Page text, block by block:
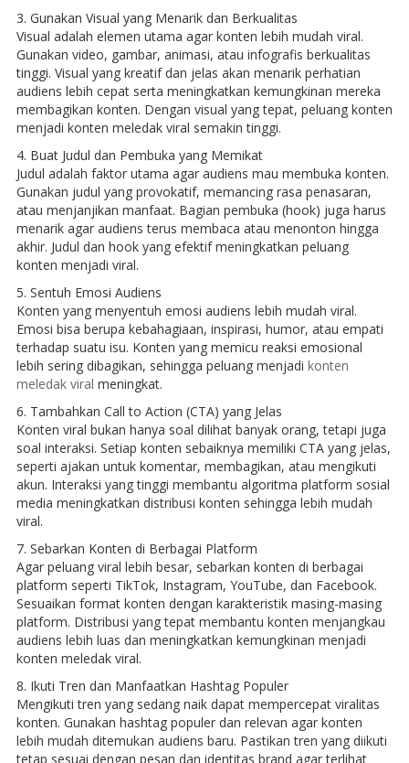
3. Gunakan Visual yang Menarik dan Berkualitas
Visual adalah elemen utama agar konten lebih mudah viral.
Gunakan video, gambar, animasi, atau infografis berkualitas
tinggi. Visual yang kreatif dan jelas akan menarik perhatian
audiens lebih cepat serta meningkatkan kemungkinan mereka
membagikan konten. Dengan visual yang tepat, peluang konten
menjadi konten meledak viral semakin tinggi.
4. Buat Judul dan Pembuka yang Memikat
Judul adalah faktor utama agar audiens mau membuka konten.
Gunakan judul yang provokatif, memancing rasa penasaran,
atau menjanjikan manfaat. Bagian pembuka (hook) juga harus
menarik agar audiens terus membaca atau menonton hingga
akhir. Judul dan hook yang efektif meningkatkan peluang
konten menjadi viral.
5. Sentuh Emosi Audiens
Konten yang menyentuh emosi audiens lebih mudah viral.
Emosi bisa berupa kebahagiaan, inspirasi, humor, atau empati
terhadap suatu isu. Konten yang memicu reaksi emosional
lebih sering dibagikan, sehingga peluang menjadi konten
meledak viral meningkat.
6. Tambahkan Call to Action (CTA) yang Jelas
Konten viral bukan hanya soal dilihat banyak orang, tetapi juga
soal interaksi. Setiap konten sebaiknya memiliki CTA yang jelas,
seperti ajakan untuk komentar, membagikan, atau mengikuti
akun. Interaksi yang tinggi membantu algoritma platform sosial
media meningkatkan distribusi konten sehingga lebih mudah
viral.
7. Sebarkan Konten di Berbagai Platform
Agar peluang viral lebih besar, sebarkan konten di berbagai
platform seperti TikTok, Instagram, YouTube, dan Facebook.
Sesuaikan format konten dengan karakteristik masing-masing
platform. Distribusi yang tepat membantu konten menjangkau
audiens lebih luas dan meningkatkan kemungkinan menjadi
konten meledak viral.
8. Ikuti Tren dan Manfaatkan Hashtag Populer
Mengikuti tren yang sedang naik dapat mempercepat viralitas
konten. Gunakan hashtag populer dan relevan agar konten
lebih mudah ditemukan audiens baru. Pastikan tren yang diikuti
tetap sesuai dengan pesan dan identitas brand agar terlihat